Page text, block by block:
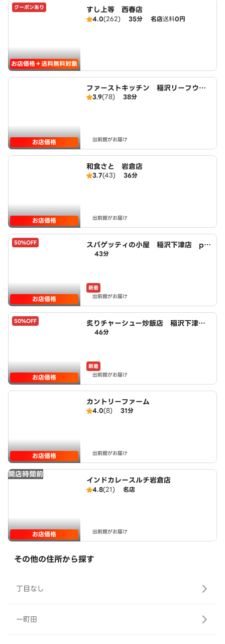
クーポンあり
お店価格＋送料無料対象
すし上等 西春店
4.0(262) 35分 名店送料0円
お店価格
ファーストキッチン 稲沢リーフウォ
ーク店
3.9(78) 38分
出前館がお届け
お店価格
和食さと 岩倉店
3.7(43) 36分
出前館がお届け
50%OFF
お店価格
スパゲッティの小屋 稲沢下津店 po
wered by LAWSON
43分
新着
出前館がお届け
50%OFF
お店価格
炙りチャーシュー炒飯店 稲沢下津
店 powered by LAWSON
46分
新着
出前館がお届け
お店価格
カントリーファーム
4.0(8) 31分
出前館がお届け
開店時間前
お店価格
インドカレースルチ岩倉店
4.8(21) 名店
出前館がお届け
その他の住所から探す
丁目なし
一町田